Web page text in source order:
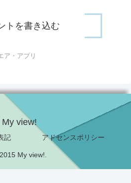
トを書き込む
ア・アプリ
My view!
記 アドセンスポリシー
My view!.